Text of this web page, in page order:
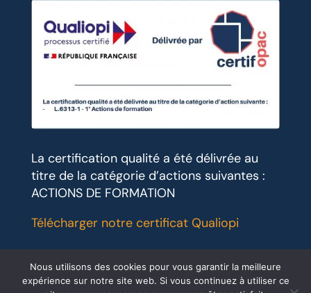
La certification qualité a été délivrée au
titre de la catégorie d’actions suivantes :
ACTIONS DE FORMATION
Télécharger notre certificat Qualiopi
Nous utilisons des cookies pour vous garantir la meilleure
expérience sur notre site web. Si vous continuez à utiliser ce